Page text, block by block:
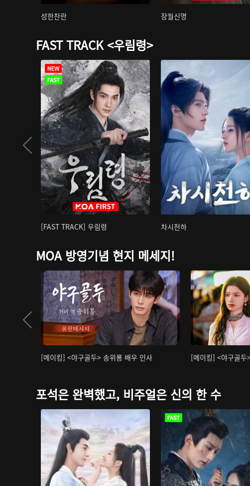
성한찬란 장월신명
FAST TRACK <우림령>
[FAST TRACK] 우림령 차시천하
MOA 방영기념 현지 메세지!
[메이킹] <야구골두> 송위룡 배우 인사 [메이킹] <야구골두
포석은 완벽했고, 비주얼은 신의 한 수